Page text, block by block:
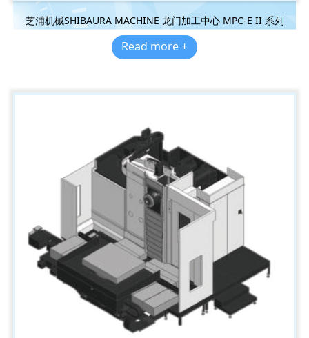
芝浦机械SHIBAURA MACHINE 龙门加工中心 MPC-E II 系列
Read more +